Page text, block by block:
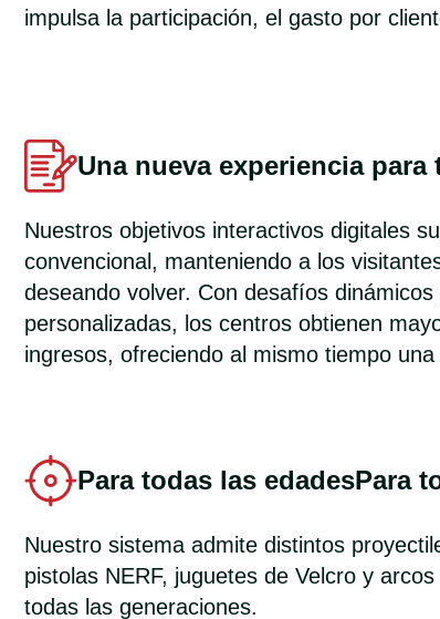
impulsa la participación, el gasto por
Una nueva experiencia para
Nuestros objetivos interactivos digitales
convencional, manteniendo a los
deseando volver. Con desafíos
personalizadas, los centros obtienen
ingresos, ofreciendo al mismo tiempo
Para todas las edadesPara
Nuestro sistema admite distintos
pistolas NERF, juguetes de Velcro y
todas las generaciones.